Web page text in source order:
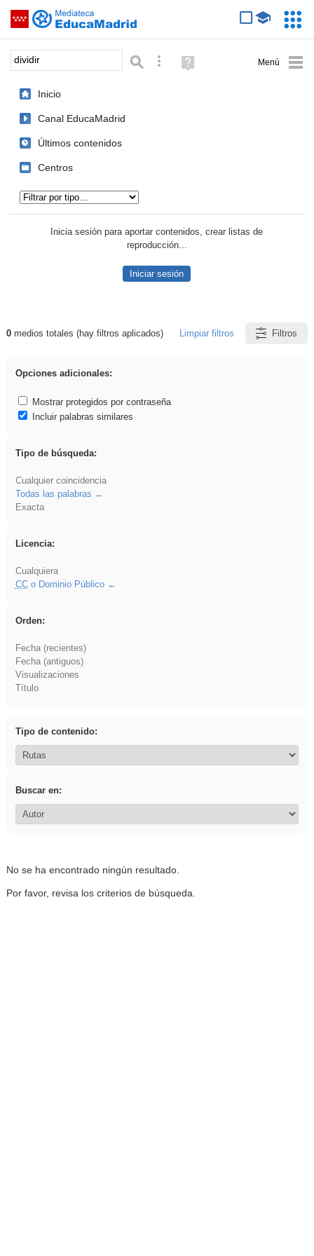
Saltar navegación
Palabra o frase: Búsqueda avanzada
Ayuda
(en
Inicio
Canal EducaMadrid
Últimos contenidos
Centros
Inicia sesión para aportar contenidos, crear listas de
reproducción...
Iniciar sesión
Resultados de: dividir
0medios totales (hay filtros aplicados) Limpiar filtros Filtros
Opciones adicionales:
Mostrar protegidos por contraseña
Incluir palabras similares
Tipo de búsqueda:
Cualquier coincidencia
Todas las palabras
Exacta
Licencia:
Cualquiera
CCo Dominio Público
Orden:
Fecha (recientes)
Fecha (antiguos)
Visualizaciones
Título
Tipo de contenido:
Buscar en:
No se ha encontrado ningún resultado.
Por favor, revisa los criterios de búsqueda.